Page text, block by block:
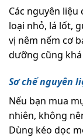
Các nguyên
loại nhỏ, lá lốt,
vị nêm nếm cơ
dưỡng cũng
Sơ chế nguyên
Nếu bạn mua
nhiên, không
Dùng kéo dọc